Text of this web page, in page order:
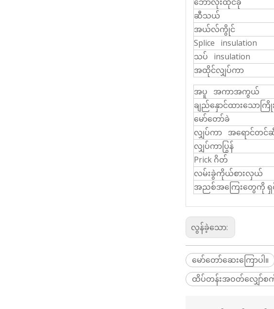
ဆီသယ်
အယ်လ်ကွိုင်
Splice insulation
သပ် insulation
အထိုင်လျှပ်ကာ
အပူ အကာအကွယ်
ချည်နှောင်ထားသောကြို
မော်တော်ခဲ
လျှပ်ကာ အရောင်တင်
လျှပ်ကာပြွန်
Prick ဂိတ်
လမ်းခွဲကိုယ်စားလှယ်
အညစ်အကြေးတွေကို ရှင်
လွန်ခဲ့သော:
မော်တော်ဆေးကြောပါ။
ထိပ်တန်းအဝတ်လျှော်စက်